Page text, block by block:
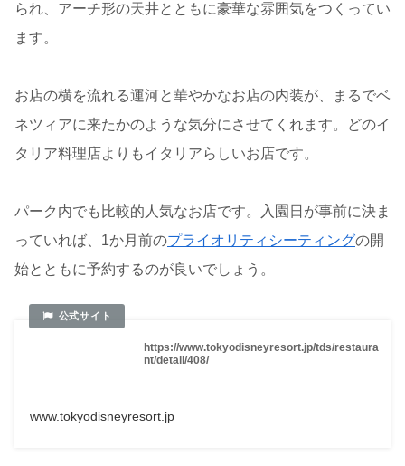
られ、アーチ形の天井とともに豪華な雰囲気をつくってい
ます。
お店の横を流れる運河と華やかなお店の内装が、まるでベ
ネツィアに来たかのような気分にさせてくれます。どのイ
タリア料理店よりもイタリアらしいお店です。
パーク内でも比較的人気なお店です。入園日が事前に決ま
っていれば、1か月前のプライオリティシーティングの開
始とともに予約するのが良いでしょう。
https://www.tokyodisneyresort.jp/tds/restaura
nt/detail/408/
www.tokyodisneyresort.jp